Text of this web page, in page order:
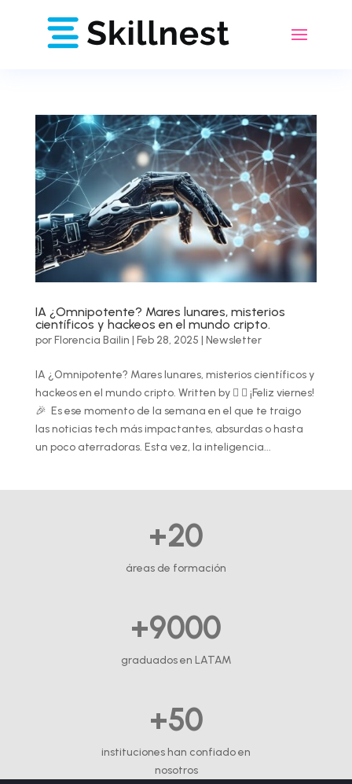
IA ¿Omnipotente? Mares lunares, misterios
científicos y hackeos en el mundo cripto.
porFlorencia Bailin | Feb 28, 2025 | Newsletter
IA ¿Omnipotente? Mares lunares, misterios científicos y
hackeos en el mundo cripto. Written by   ¡Feliz viernes!
🎉 Es ese momento de la semana en el que te traigo
las noticias tech más impactantes, absurdas o hasta
un poco aterradoras. Esta vez, la inteligencia...
+20
áreas de formación
+9000
graduados en LATAM
+50
instituciones han confiado en
nosotros